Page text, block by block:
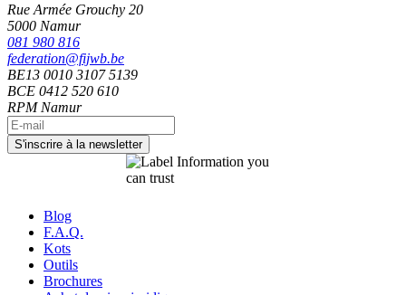
Rue Armée Grouchy 20
5000 Namur
081 980 816
federation@fijwb.be
BE13 0010 3107 5139
BCE 0412 520 610
RPM Namur
Blog
F.A.Q.
Kots
Outils
Brochures